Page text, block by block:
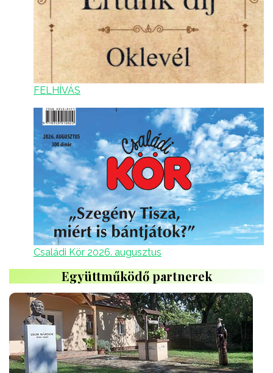
FELHÍVÁS
Családi Kör 2026. augusztus
Együttműködő partnerek